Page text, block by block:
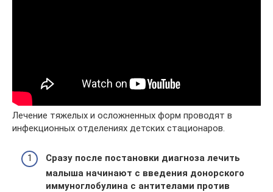
Лечение тяжелых и осложненных форм проводят в
инфекционных отделениях детских стационаров.
Сразу после постановки диагноза лечить
малыша начинают с введения донорского
иммуноглобулина с антителами против